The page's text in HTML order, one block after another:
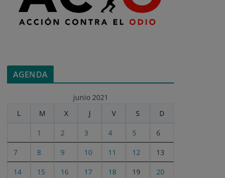
AGENDA
junio 2021
L
M X J V S D
1 2 3 4 5 6
7 8 9 10 11 12 13
14 15 16 17 18 19 20